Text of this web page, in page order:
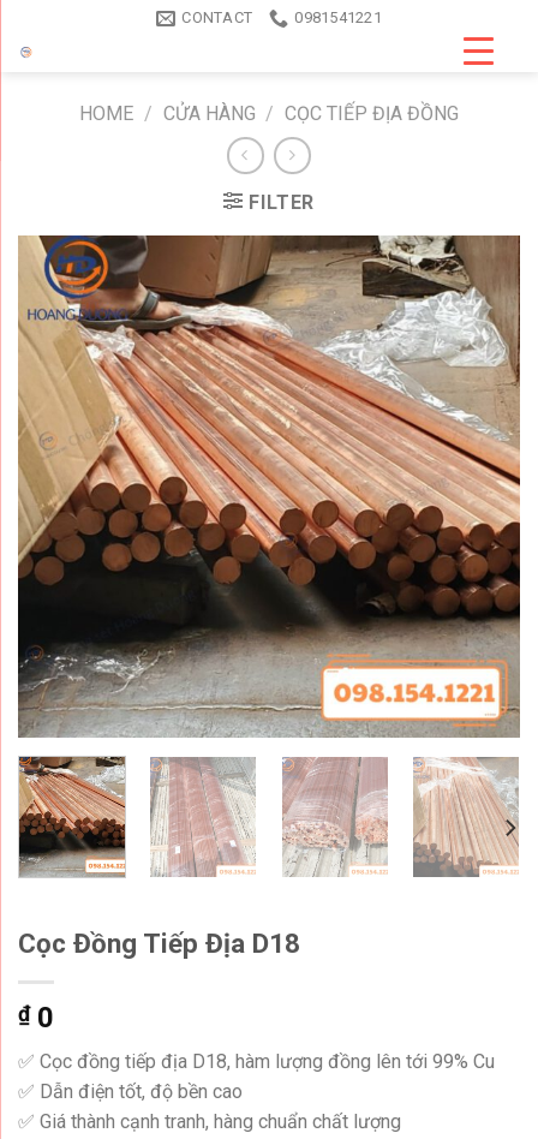
CONTACT 0981541221
HOME / CỬA HÀNG / CỌC TIẾP ĐỊA ĐỒNG
FILTER
Cọc Đồng Tiếp Địa D18
₫0
✅ Cọc đồng tiếp địa D18, hàm lượng đồng lên tới 99% Cu
✅ Dẫn điện tốt, độ bền cao
✅ Giá thành cạnh tranh, hàng chuẩn chất lượng